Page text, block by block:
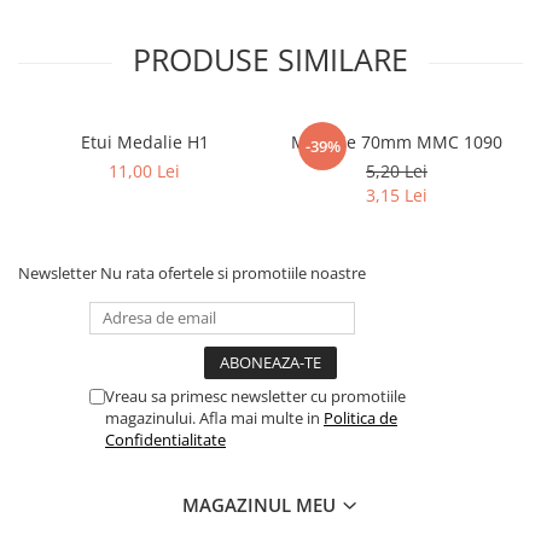
PRODUSE SIMILARE
Etui Medalie H1
11,00 Lei
-39%
Medalie 70mm MMC 1090
5,20 Lei
3,15 Lei
Newsletter Nu rata ofertele si promotiile noastre
Vreau sa primesc newsletter cu promotiile
magazinului. Afla mai multe in Politica de
Confidentialitate
MAGAZINUL MEU